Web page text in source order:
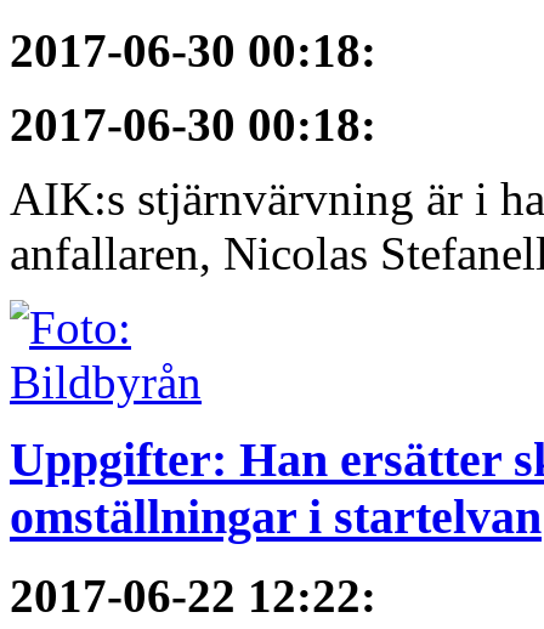
2017-06-30 00:18:
2017-06-30 00:18:
AIK:s stjärnvärvning är i
anfallaren, Nicolas
Uppgifter: Han ersätter
omställningar i startelvan
2017-06-22 12:22: